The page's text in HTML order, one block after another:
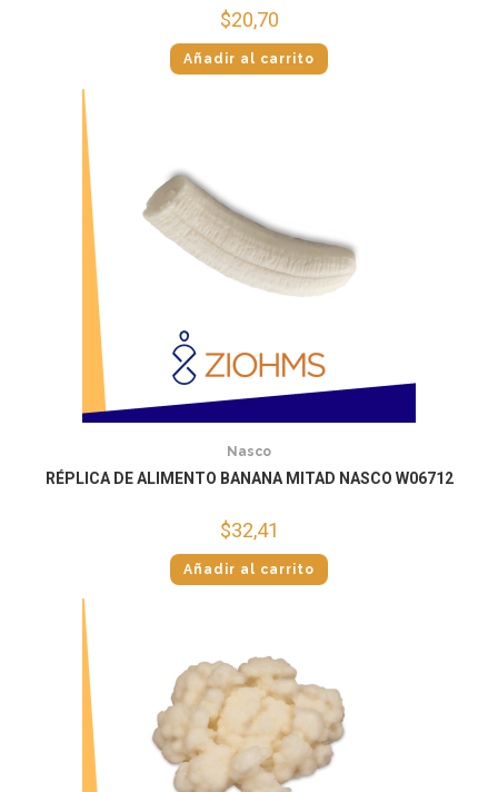
$20,70
Añadir al carrito
Nasco
RÉPLICA DE ALIMENTO BANANA MITAD NASCO W06712
$32,41
Añadir al carrito